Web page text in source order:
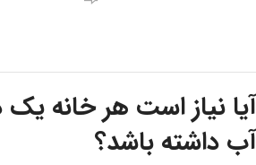
آیا نیاز است هر خانه
آب داشته باشد؟